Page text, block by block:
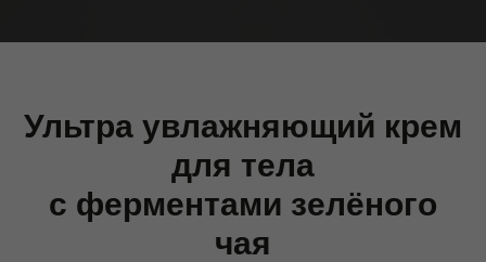
Ультра увлажняющий крем
для тела
с ферментами зелёного
чая